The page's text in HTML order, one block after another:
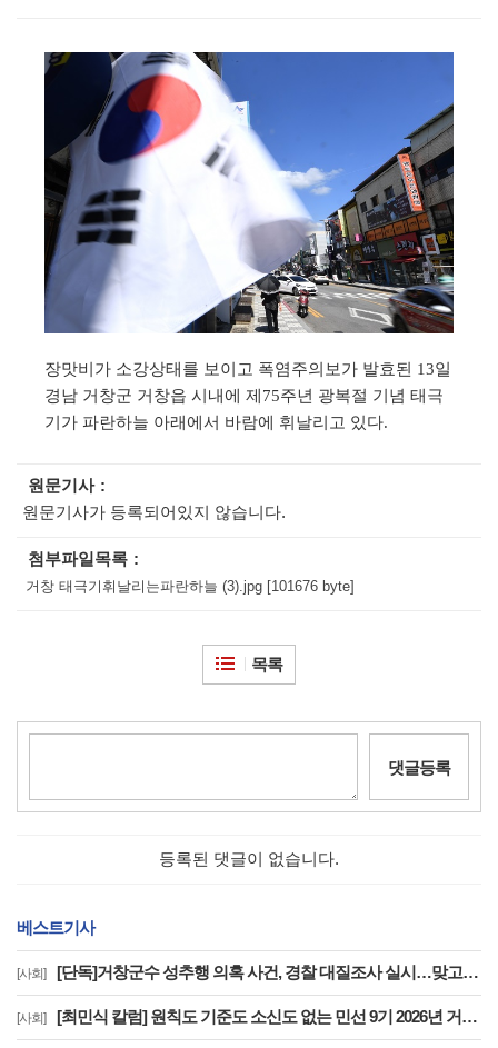
장맛비가 소강상태를 보이고 폭염주의보가 발효된 13일
경남 거창군 거창읍 시내에 제75주년 광복절 기념 태극
기가 파란하늘 아래에서 바람에 휘날리고 있다.
원문기사
원문기사가 등록되어있지 않습니다.
첨부파일목록
거창 태극기휘날리는파란하늘 (3).jpg [101676 byte]
목록
댓글등록
등록된 댓글이 없습니다.
베스트기사
[사회] [단독]거창군수 성추행 의혹 사건, 경찰 대질조사 실시…맞고소 속 수사 본격화
[사회] [최민식 칼럼] 원칙도 기준도 소신도 없는 민선 9기 2026년 거창군청 하반기 정기인사